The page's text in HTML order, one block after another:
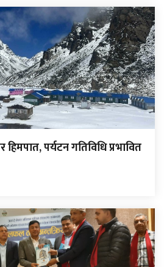
हिमपात, पर्यटन गतिविधि प्रभावित